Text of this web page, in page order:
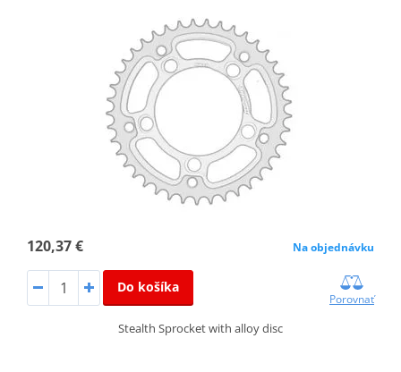
120,37 € Na objednávku
Do košíka
Porovnať
Stealth Sprocket with alloy disc